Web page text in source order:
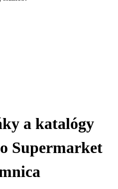
a katalógy
Supermarket